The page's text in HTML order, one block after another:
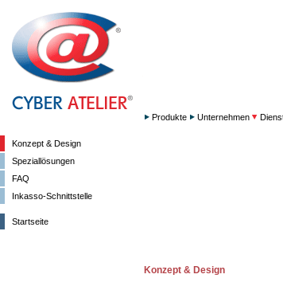
Konzept & Design
Speziallösungen
FAQ
Inkasso-Schnittstelle
Startseite
Produkte Unternehmen
Konzept & Design